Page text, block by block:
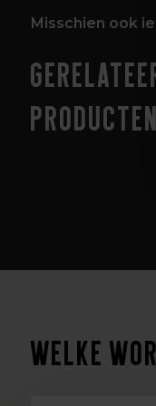
Misschien ook
producten
Welke